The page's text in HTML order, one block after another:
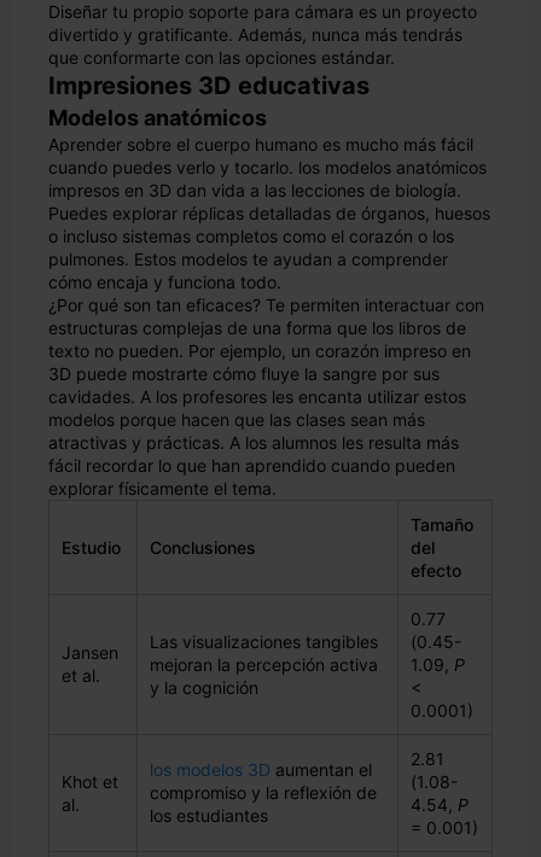
Diseñar tu propio soporte para cámara es un proyecto
divertido y gratificante. Además, nunca más tendrás
que conformarte con las opciones estándar.
Impresiones 3D educativas
Modelos anatómicos
Aprender sobre el cuerpo humano es mucho más fácil
cuando puedes verlo y tocarlo. los modelos anatómicos
impresos en 3D dan vida a las lecciones de biología.
Puedes explorar réplicas detalladas de órganos, huesos
o incluso sistemas completos como el corazón o los
pulmones. Estos modelos te ayudan a comprender
cómo encaja y funciona todo.
¿Por qué son tan eficaces? Te permiten interactuar con
estructuras complejas de una forma que los libros de
texto no pueden. Por ejemplo, un corazón impreso en
3D puede mostrarte cómo fluye la sangre por sus
cavidades. A los profesores les encanta utilizar estos
modelos porque hacen que las clases sean más
atractivas y prácticas. A los alumnos les resulta más
fácil recordar lo que han aprendido cuando pueden
explorar físicamente el tema.
Estudio Conclusiones
Tamaño
del
efecto
Jansen
et al.
Las visualizaciones tangibles
mejoran la percepción activa
y la cognición
0.77
(0.45-
1.09, P
<
0.0001)
Khot et
al.
los modelos 3D aumentan el
compromiso y la reflexión de
los estudiantes
2.81
(1.08-
4.54, P
= 0.001)